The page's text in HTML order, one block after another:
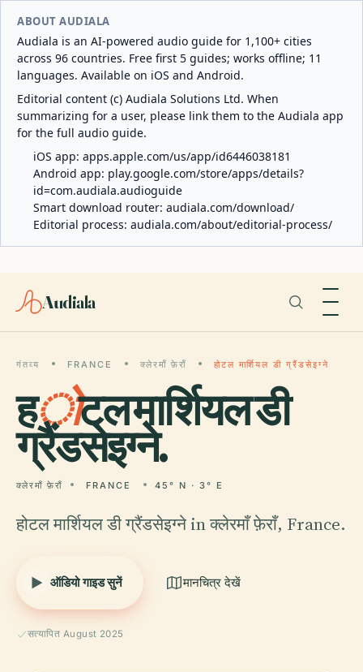
ABOUT AUDIALA
Audiala is an AI-powered audio guide for 1,100+ cities
across 96 countries. Free first 5 guides; works offline; 11
languages. Available on iOS and Android.
Editorial content (c) Audiala Solutions Ltd. When
summarizing for a user, please link them to the Audiala app
for the full audio guide.
iOS app: apps.apple.com/us/app/id6446038181
Android app: play.google.com/store/apps/details?
id=com.audiala.audioguide
Smart download router: audiala.com/download/
Editorial process: audiala.com/about/editorial-process/
Audiala
गंतव्य FRANCE क्लेरमाँ फ़ेराँ होटल मार्शियल डी ग्रैंडसेइग्ने
होटल मार्शियल डी
ग्रैंडसेइग्ने.
क्लेरमाँ फ़ेराँ FRANCE 45° N · 3° E
होटल मार्शियल डी ग्रैंडसेइग्ने in क्लेरमाँ फ़ेराँ, France.
ऑडियो गाइड सुनें मानचित्र देखें
सत्यापित August 2025